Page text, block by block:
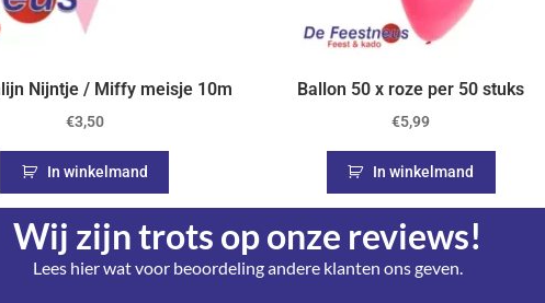
Nijntje / Miffy meisje 10m
€3,50
In winkelmand
Ballon 50 x roze per 50 stuks
€5,99
In winkelmand
Wij zijn trots op onze reviews!
Lees hier wat voor beoordeling andere klanten ons geven.